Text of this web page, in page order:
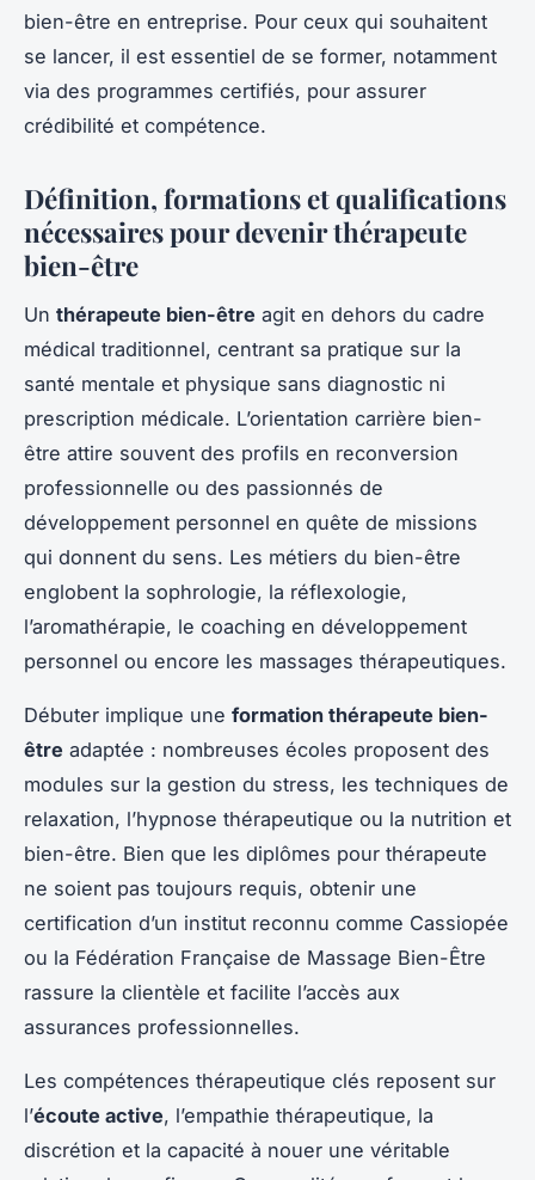
bien-être en entreprise. Pour ceux qui souhaitent
se lancer, il est essentiel de se former, notamment
via des programmes certifiés, pour assurer
crédibilité et compétence.
Définition, formations et qualifications
nécessaires pour devenir thérapeute
bien-être
Un thérapeute bien-être agit en dehors du cadre
médical traditionnel, centrant sa pratique sur la
santé mentale et physique sans diagnostic ni
prescription médicale. L’orientation carrière bien-
être attire souvent des profils en reconversion
professionnelle ou des passionnés de
développement personnel en quête de missions
qui donnent du sens. Les métiers du bien-être
englobent la sophrologie, la réflexologie,
l’aromathérapie, le coaching en développement
personnel ou encore les massages thérapeutiques.
Débuter implique une formation thérapeute bien-
être adaptée : nombreuses écoles proposent des
modules sur la gestion du stress, les techniques de
relaxation, l’hypnose thérapeutique ou la nutrition et
bien-être. Bien que les diplômes pour thérapeute
ne soient pas toujours requis, obtenir une
certification d’un institut reconnu comme Cassiopée
ou la Fédération Française de Massage Bien-Être
rassure la clientèle et facilite l’accès aux
assurances professionnelles.
Les compétences thérapeutique clés reposent sur
l’écoute active, l’empathie thérapeutique, la
discrétion et la capacité à nouer une véritable